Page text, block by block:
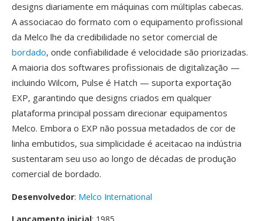
designs diariamente em máquinas com múltiplas cabecas.
A associacao do formato com o equipamento profissional
da Melco lhe da credibilidade no setor comercial de
bordado, onde confiabilidade é velocidade são priorizadas.
A maioria dos softwares profissionais de digitalização —
incluindo Wilcom, Pulse é Hatch — suporta exportação
EXP, garantindo que designs criados em qualquer
plataforma principal possam direcionar equipamentos
Melco. Embora o EXP não possua metadados de cor de
linha embutidos, sua simplicidade é aceitacao na indústria
sustentaram seu uso ao longo de décadas de produção
comercial de bordado.
Desenvolvedor: Melco International